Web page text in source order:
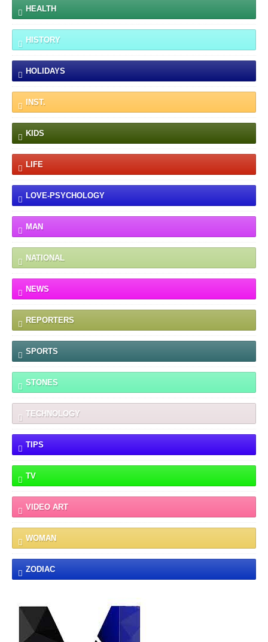
HEALTH
HISTORY
HOLIDAYS
INST.
KIDS
LIFE
LOVE-PSYCHOLOGY
MAN
NATIONAL
NEWS
REPORTERS
SPORTS
STONES
TECHNOLOGY
TIPS
TV
VIDEO ART
WOMAN
ZODIAC